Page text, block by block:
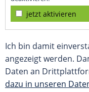
jetzt aktivieren
Ich bin damit
angezeigt werden.
Daten an
dazu in unseren